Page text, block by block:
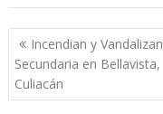
Navegación
de
entradas
Incendian y Vandalizan
Secundaria en Bellavista,
Culiacán